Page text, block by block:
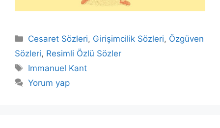
Kategoriler
Cesaret Sözleri, Girişimcilik Sözleri, Özgüven
Sözleri, Resimli Özlü Sözler
Etiketler
Immanuel Kant
Yorum yap